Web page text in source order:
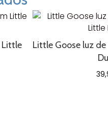
Little
Little Goose luz